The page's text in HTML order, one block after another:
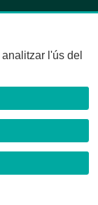
l'ús del